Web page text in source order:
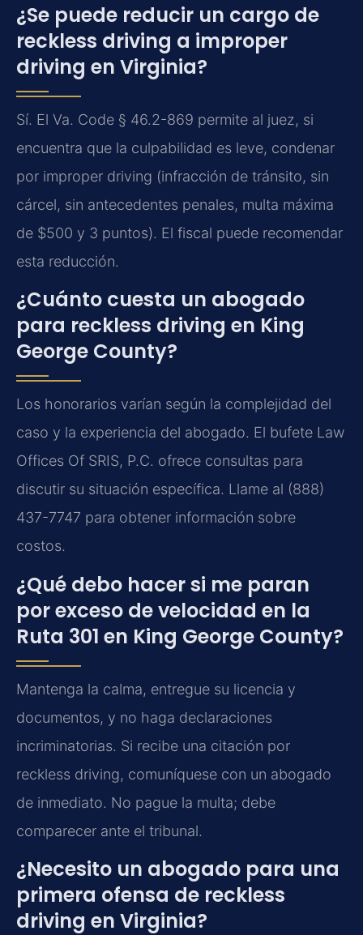
¿Se puede reducir un cargo de
reckless driving a improper
driving en Virginia?
Sí. El Va. Code § 46.2-869 permite al juez, si
encuentra que la culpabilidad es leve, condenar
por improper driving (infracción de tránsito, sin
cárcel, sin antecedentes penales, multa máxima
de $500 y 3 puntos). El fiscal puede recomendar
esta reducción.
¿Cuánto cuesta un abogado
para reckless driving en King
George County?
Los honorarios varían según la complejidad del
caso y la experiencia del abogado. El bufete Law
Offices Of SRIS, P.C. ofrece consultas para
discutir su situación específica. Llame al (888)
437-7747 para obtener información sobre
costos.
¿Qué debo hacer si me paran
por exceso de velocidad en la
Ruta 301 en King George County?
Mantenga la calma, entregue su licencia y
documentos, y no haga declaraciones
incriminatorias. Si recibe una citación por
reckless driving, comuníquese con un abogado
de inmediato. No pague la multa; debe
comparecer ante el tribunal.
¿Necesito un abogado para una
primera ofensa de reckless
driving en Virginia?